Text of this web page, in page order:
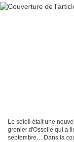
Le soleil était une
grenier d'Osselle qui a
septembre… Dans la